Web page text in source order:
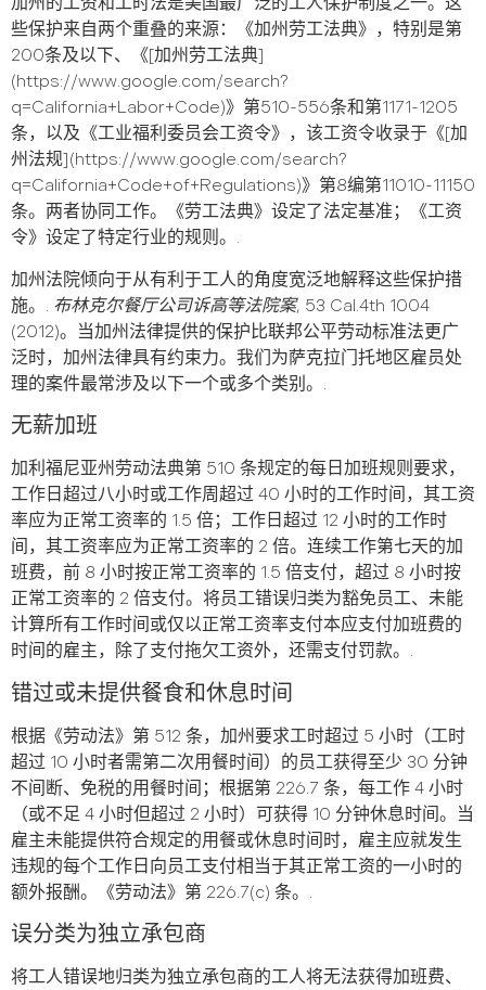
加州的工资和工时法是美国最广泛的工人保护制度之一。这
些保护来自两个重叠的来源：《加州劳工法典》，特别是第
200条及以下、《[加州劳工法典]
(https://www.google.com/search?
q=California+Labor+Code)》第510-556条和第1171-1205
条，以及《工业福利委员会工资令》，该工资令收录于《[加
州法规](https://www.google.com/search?
q=California+Code+of+Regulations)》第8编第11010-11150
条。两者协同工作。《劳工法典》设定了法定基准；《工资
令》设定了特定行业的规则。.
加州法院倾向于从有利于工人的角度宽泛地解释这些保护措
施。. 布林克尔餐厅公司诉高等法院案, 53 Cal.4th 1004
(2012)。当加州法律提供的保护比联邦公平劳动标准法更广
泛时，加州法律具有约束力。我们为萨克拉门托地区雇员处
理的案件最常涉及以下一个或多个类别。.
无薪加班
加利福尼亚州劳动法典第 510 条规定的每日加班规则要求，
工作日超过八小时或工作周超过 40 小时的工作时间，其工资
率应为正常工资率的 1.5 倍；工作日超过 12 小时的工作时
间，其工资率应为正常工资率的 2 倍。连续工作第七天的加
班费，前 8 小时按正常工资率的 1.5 倍支付，超过 8 小时按
正常工资率的 2 倍支付。将员工错误归类为豁免员工、未能
计算所有工作时间或仅以正常工资率支付本应支付加班费的
时间的雇主，除了支付拖欠工资外，还需支付罚款。.
错过或未提供餐食和休息时间
根据《劳动法》第 512 条，加州要求工时超过 5 小时（工时
超过 10 小时者需第二次用餐时间）的员工获得至少 30 分钟
不间断、免税的用餐时间；根据第 226.7 条，每工作 4 小时
（或不足 4 小时但超过 2 小时）可获得 10 分钟休息时间。当
雇主未能提供符合规定的用餐或休息时间时，雇主应就发生
违规的每个工作日向员工支付相当于其正常工资的一小时的
额外报酬。《劳动法》第 226.7(c) 条。.
误分类为独立承包商
将工人错误地归类为独立承包商的工人将无法获得加班费、